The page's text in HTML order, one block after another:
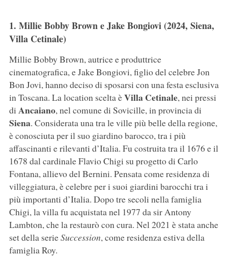
1. Millie Bobby Brown e Jake Bongiovi (2024, Siena,
Villa Cetinale)
Millie Bobby Brown, autrice e produttrice
cinematografica, e Jake Bongiovi, figlio del celebre Jon
Bon Jovi, hanno deciso di sposarsi con una festa esclusiva
in Toscana. La location scelta èVilla Cetinale, nei pressi
di Ancaiano, nel comune di Sovicille, in provincia di
Siena. Considerata una tra le ville più belle della regione,
è conosciuta per il suo giardino barocco, tra i più
affascinanti e rilevanti d’Italia. Fu costruita tra il 1676 e il
1678 dal cardinale Flavio Chigi su progetto di Carlo
Fontana, allievo del Bernini. Pensata come residenza di
villeggiatura, è celebre per i suoi giardini barocchi tra i
più importanti d’Italia. Dopo tre secoli nella famiglia
Chigi, la villa fu acquistata nel 1977 da sir Antony
Lambton, che la restaurò con cura. Nel 2021 è stata anche
set della serieSuccession, come residenza estiva della
famiglia Roy.